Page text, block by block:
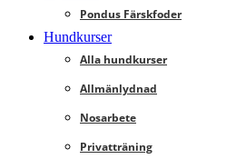
Pondus Färskfoder
Hundkurser
Alla hundkurser
Allmänlydnad
Nosarbete
Privatträning